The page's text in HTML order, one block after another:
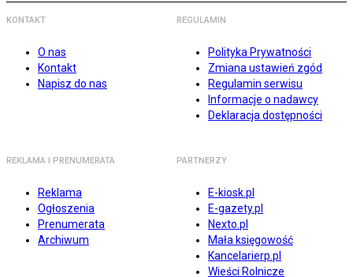
KONTAKT
O nas
Kontakt
Napisz do nas
REGULAMIN
Polityka Prywatności
Zmiana ustawień zgód
Regulamin serwisu
Informacje o nadawcy
Deklaracja dostępności
REKLAMA I PRENUMERATA
Reklama
Ogłoszenia
Prenumerata
Archiwum
PARTNERZY
E-kiosk.pl
E-gazety.pl
Nexto.pl
Mała księgowość
Kancelarierp.pl
Wieści Rolnicze